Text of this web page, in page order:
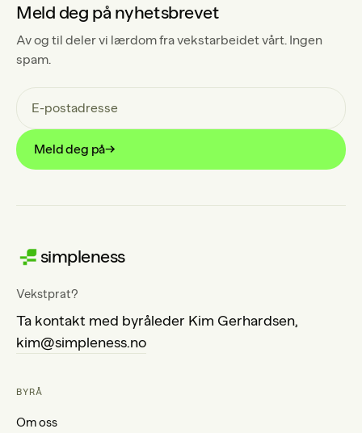
Meld deg på nyhetsbrevet
Av og til deler vi lærdom fra vekstarbeidet vårt. Ingen
spam.
Meld deg på→
simpleness
Vekstprat?
Ta kontakt med byråleder Kim Gerhardsen,
kim@simpleness.no
BYRÅ
Om oss